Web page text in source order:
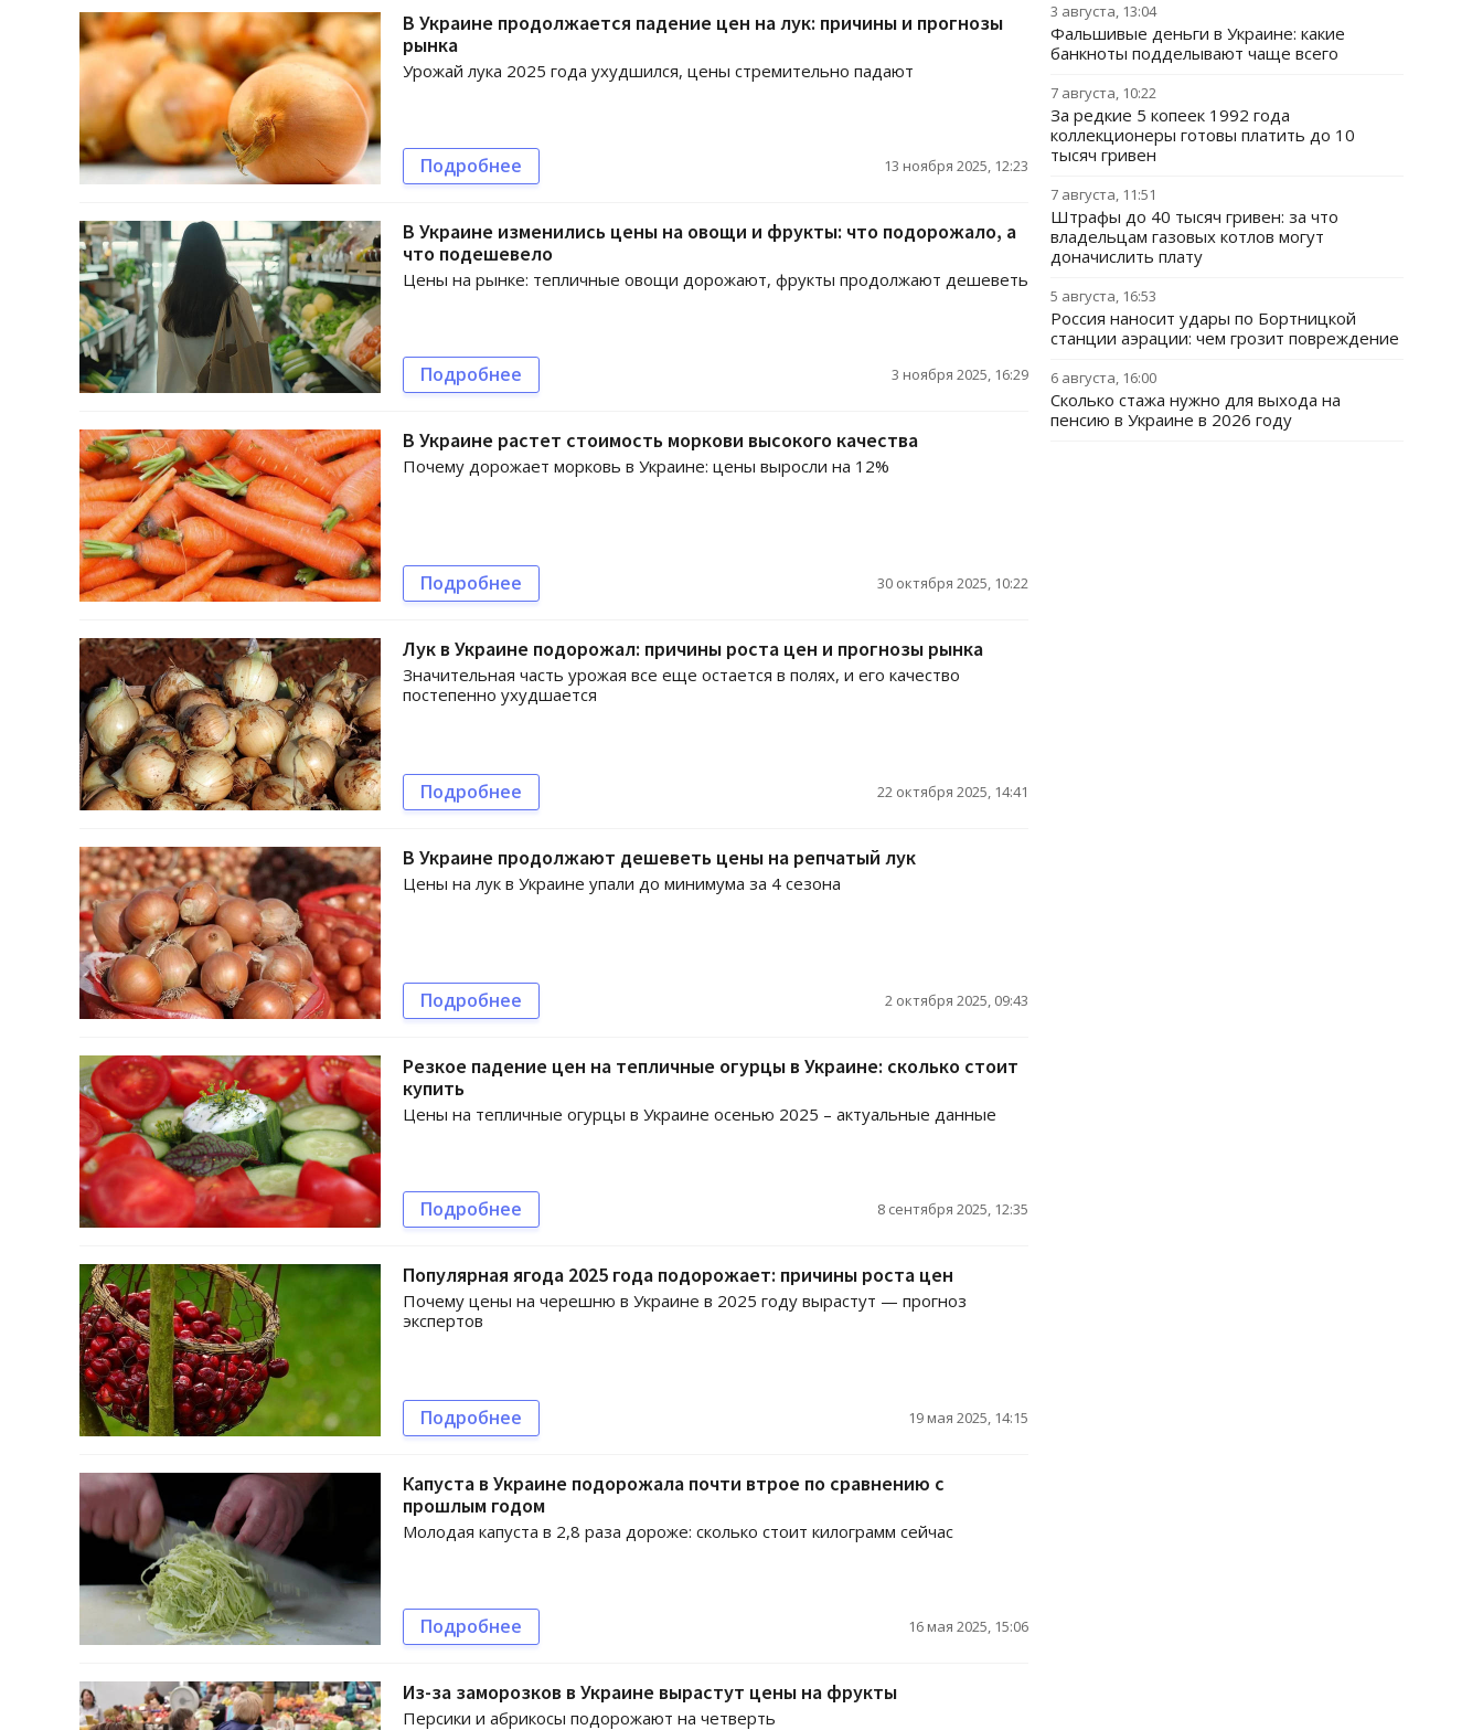
В Украине продолжается падение цен на лук: причины и прогнозы
рынка
Урожай лука 2025 года ухудшился, цены стремительно падают
Подробнее 13 ноября 2025, 12:23
В Украине изменились цены на овощи и фрукты: что подорожало, а
что подешевело
Цены на рынке: тепличные овощи дорожают, фрукты продолжают дешеветь
Подробнее 3 ноября 2025, 16:29
В Украине растет стоимость моркови высокого качества
Почему дорожает морковь в Украине: цены выросли на 12%
Подробнее 30 октября 2025, 10:22
Лук в Украине подорожал: причины роста цен и прогнозы рынка
Значительная часть урожая все еще остается в полях, и его качество
постепенно ухудшается
Подробнее 22 октября 2025, 14:41
В Украине продолжают дешеветь цены на репчатый лук
Цены на лук в Украине упали до минимума за 4 сезона
Подробнее 2 октября 2025, 09:43
Резкое падение цен на тепличные огурцы в Украине: сколько стоит
купить
Цены на тепличные огурцы в Украине осенью 2025 – актуальные данные
Подробнее 8 сентября 2025, 12:35
Популярная ягода 2025 года подорожает: причины роста цен
Почему цены на черешню в Украине в 2025 году вырастут — прогноз
экспертов
Подробнее 19 мая 2025, 14:15
Капуста в Украине подорожала почти втрое по сравнению с
прошлым годом
Молодая капуста в 2,8 раза дороже: сколько стоит килограмм сейчас
Подробнее 16 мая 2025, 15:06
Из-за заморозков в Украине вырастут цены на фрукты
Персики и абрикосы подорожают на четверть
3 августа, 13:04
Фальшивые деньги в Украине: какие
банкноты подделывают чаще всего
7 августа, 10:22
За редкие 5 копеек 1992 года
коллекционеры готовы платить до 10
тысяч гривен
7 августа, 11:51
Штрафы до 40 тысяч гривен: за что
владельцам газовых котлов могут
доначислить плату
5 августа, 16:53
Россия наносит удары по Бортницкой
станции аэрации: чем грозит повреждение
6 августа, 16:00
Сколько стажа нужно для выхода на
пенсию в Украине в 2026 году